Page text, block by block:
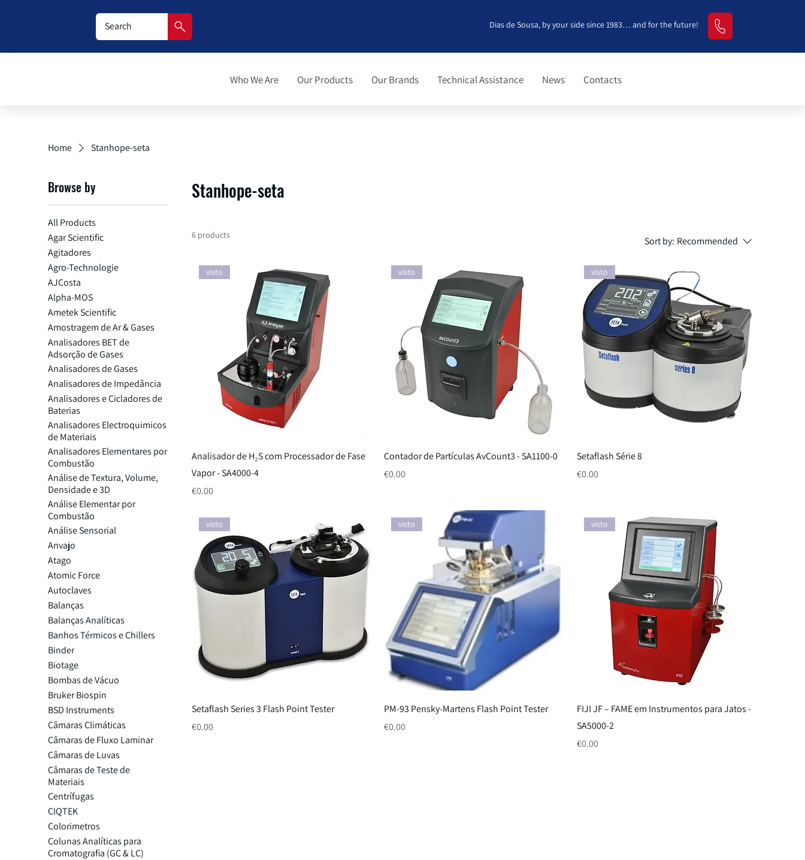
Dias de Sousa, by your side since 1983… and for the future!
Who We Are Our Products Our Brands Technical Assistance News Contacts
Home Stanhope-seta
Browse by
All Products
Agar Scientific
Agitadores
Agro-Technologie
AJCosta
Alpha-MOS
Ametek Scientific
Amostragem de Ar & Gases
Analisadores BET de
Adsorção de Gases
Analisadores de Gases
Analisadores de Impedância
Analisadores e Cicladores de
Baterias
Analisadores Electroquimicos
de Materiais
Analisadores Elementares por
Combustão
Análise de Textura, Volume,
Densidade e 3D
Análise Elementar por
Combustão
Análise Sensorial
Anvajo
Atago
Atomic Force
Autoclaves
Balanças
Balanças Analíticas
Banhos Térmicos e Chillers
Binder
Biotage
Bombas de Vácuo
Bruker Biospin
BSD Instruments
Câmaras Climáticas
Câmaras de Fluxo Laminar
Câmaras de Luvas
Câmaras de Teste de
Materiais
Centrífugas
CIQTEK
Colorimetros
Colunas Analíticas para
Cromatografia (GC & LC)
Stanhope-seta
6 products Sort by: Recommended
visto
Analisador de H₂S com Processador de Fase
Vapor - SA4000-4
Price
€0.00
visto
Contador de Partículas AvCount3 - SA1100-0
Price
€0.00
visto
Setaflash Série 8
Price
€0.00
visto
Setaflash Series 3 Flash Point Tester
Price
€0.00
visto
PM-93 Pensky-Martens Flash Point Tester
Price
€0.00
visto
FIJI JF – FAME em Instrumentos para Jatos -
SA5000-2
Price
€0.00